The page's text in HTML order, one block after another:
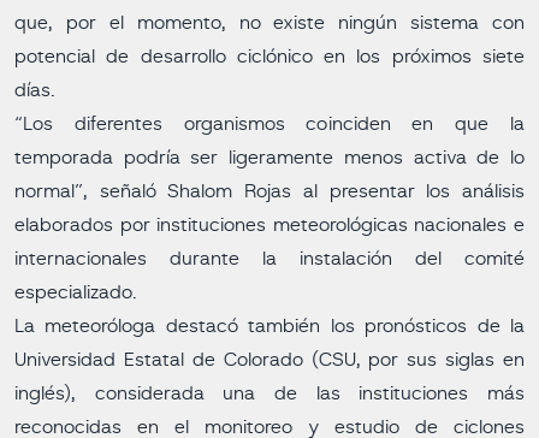
que, por el momento, no existe ningún sistema con
potencial de desarrollo ciclónico en los próximos siete
días.
“Los diferentes organismos coinciden en que la
temporada podría ser ligeramente menos activa de lo
normal”, señaló Shalom Rojas al presentar los análisis
elaborados por instituciones meteorológicas nacionales e
internacionales durante la instalación del comité
especializado.
La meteoróloga destacó también los pronósticos de la
Universidad Estatal de Colorado (CSU, por sus siglas en
inglés), considerada una de las instituciones más
reconocidas en el monitoreo y estudio de ciclones